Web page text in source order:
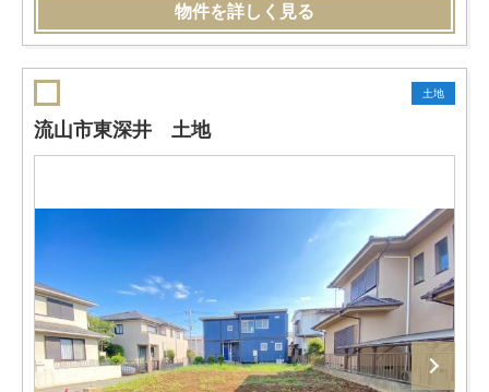
物件を詳しく見る
土地
流山市東深井 土地